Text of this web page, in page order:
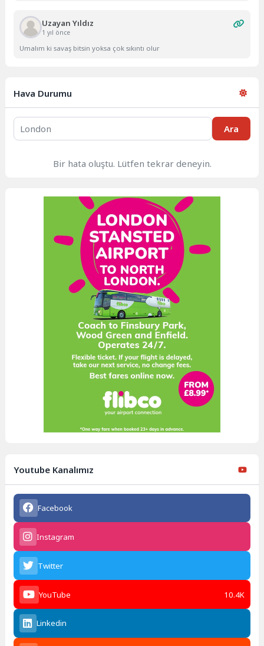
Uzayan Yıldız
1 yıl önce
Umalım ki savaş bitsin yoksa çok sıkıntı olur
Hava Durumu
Ara
Bir hata oluştu. Lütfen tekrar deneyin.
Youtube Kanalımız
Facebook
Instagram
Twitter
YouTube 10.4K
Linkedin